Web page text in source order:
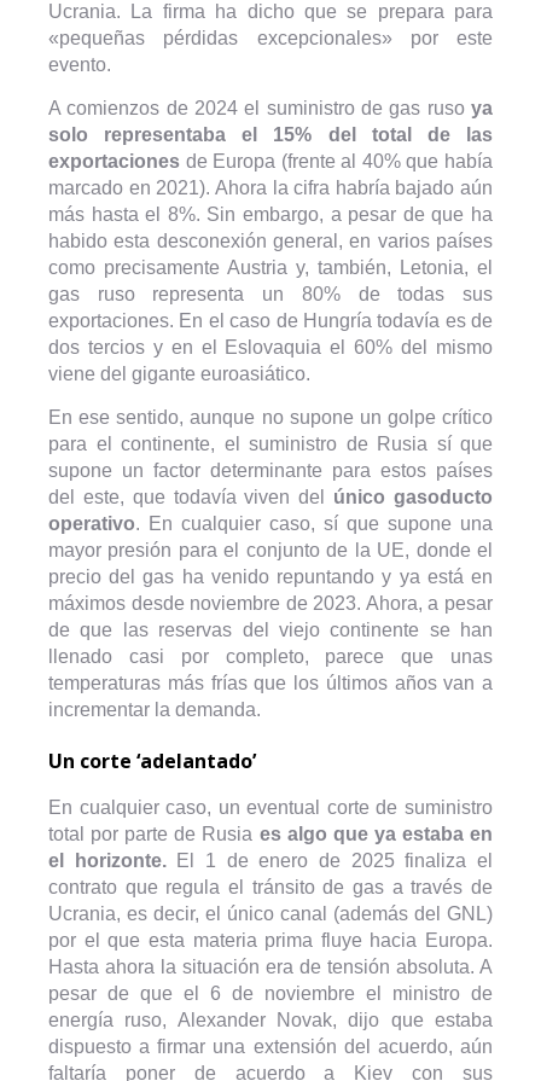
Ucrania. La firma ha dicho que se prepara para
«pequeñas pérdidas excepcionales» por este
evento.
A comienzos de 2024 el suministro de gas ruso ya
solo representaba el 15% del total de las
exportaciones de Europa (frente al 40% que había
marcado en 2021). Ahora la cifra habría bajado aún
más hasta el 8%. Sin embargo, a pesar de que ha
habido esta desconexión general, en varios países
como precisamente Austria y, también, Letonia, el
gas ruso representa un 80% de todas sus
exportaciones. En el caso de Hungría todavía es de
dos tercios y en el Eslovaquia el 60% del mismo
viene del gigante euroasiático.
En ese sentido, aunque no supone un golpe crítico
para el continente, el suministro de Rusia sí que
supone un factor determinante para estos países
del este, que todavía viven del
único gasoducto
operativo. En cualquier caso, sí que supone una
mayor presión para el conjunto de la UE, donde el
precio del gas ha venido repuntando y ya está en
máximos desde noviembre de 2023. Ahora, a pesar
de que las reservas del viejo continente se han
llenado casi por completo, parece que unas
temperaturas más frías que los últimos años van a
incrementar la demanda.
Un corte ‘adelantado’
En cualquier caso, un eventual corte de suministro
total por parte de Rusia es algo que ya estaba en
el horizonte.El 1 de enero de 2025 finaliza el
contrato que regula el tránsito de gas a través de
Ucrania, es decir, el único canal (además del GNL)
por el que esta materia prima fluye hacia Europa.
Hasta ahora la situación era de tensión absoluta. A
pesar de que el 6 de noviembre el ministro de
energía ruso, Alexander Novak, dijo que estaba
dispuesto a firmar una extensión del acuerdo, aún
faltaría poner de acuerdo a Kiev con sus